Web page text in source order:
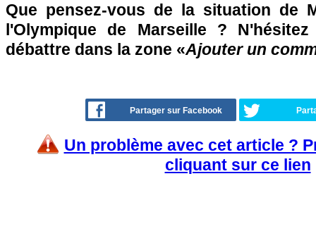
Que pensez-vous de la situation de
l'Olympique de Marseille ?
débattre dans la zone «Ajouter un
Partager sur Facebook
Un problème avec cet article ?
cliquant sur ce lien